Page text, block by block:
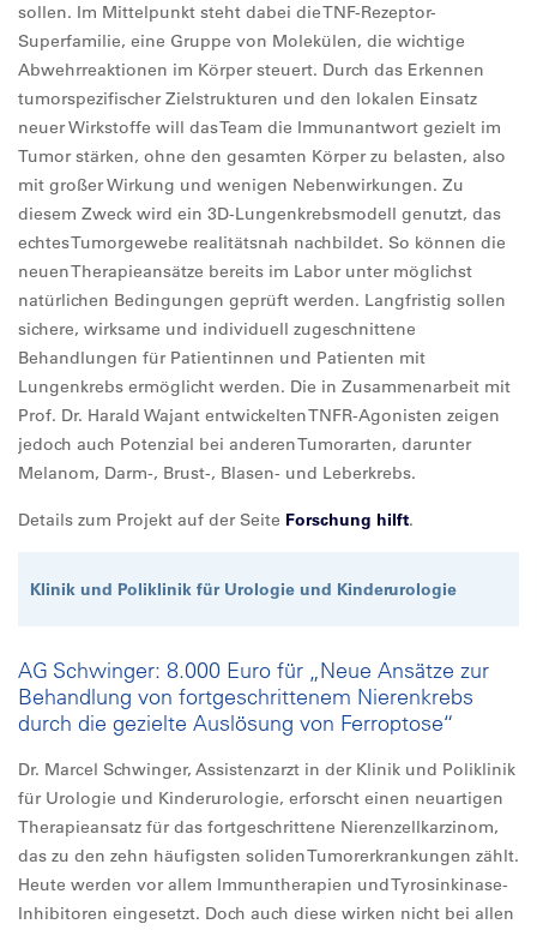
sollen. Im Mittelpunkt steht dabei die TNF-Rezeptor-
Superfamilie, eine Gruppe von Molekülen, die wichtige
Abwehrreaktionen im Körper steuert. Durch das Erkennen
tumorspezifischer Zielstrukturen und den lokalen Einsatz
neuer Wirkstoffe will das Team die Immunantwort gezielt im
Tumor stärken, ohne den gesamten Körper zu belasten, also
mit großer Wirkung und wenigen Nebenwirkungen. Zu
diesem Zweck wird ein 3D-Lungenkrebsmodell genutzt, das
echtes Tumorgewebe realitätsnah nachbildet. So können die
neuen Therapieansätze bereits im Labor unter möglichst
natürlichen Bedingungen geprüft werden. Langfristig sollen
sichere, wirksame und individuell zugeschnittene
Behandlungen für Patientinnen und Patienten mit
Lungenkrebs ermöglicht werden. Die in Zusammenarbeit mit
Prof. Dr. Harald Wajant entwickelten TNFR-Agonisten zeigen
jedoch auch Potenzial bei anderen Tumorarten, darunter
Melanom, Darm-, Brust-, Blasen- und Leberkrebs.
Details zum Projekt auf der Seite Forschung hilft.
Klinik und Poliklinik für Urologie und Kinderurologie
AG Schwinger: 8.000 Euro für „Neue Ansätze zur
Behandlung von fortgeschrittenem Nierenkrebs
durch die gezielte Auslösung von Ferroptose“
Dr. Marcel Schwinger, Assistenzarzt in der Klinik und Poliklinik
für Urologie und Kinderurologie, erforscht einen neuartigen
Therapieansatz für das fortgeschrittene Nierenzellkarzinom,
das zu den zehn häufigsten soliden Tumorerkrankungen zählt.
Heute werden vor allem Immuntherapien und Tyrosinkinase-
Inhibitoren eingesetzt. Doch auch diese wirken nicht bei allen